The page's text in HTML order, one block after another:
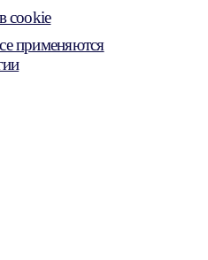
cookie
применяются